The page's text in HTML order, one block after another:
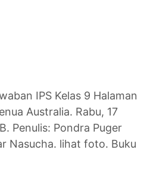
IPS Kelas 9 Halaman
Australia. Rabu, 17
Penulis: Pondra Puger
Nasucha. lihat foto. Buku